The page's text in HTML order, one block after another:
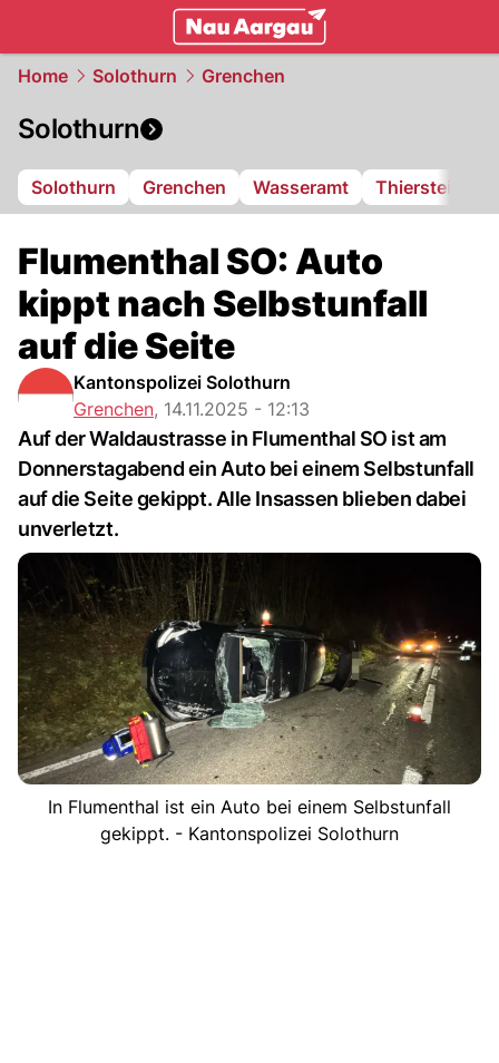
Home Solothurn Grenchen
Solothurn
Solothurn Grenchen Wasseramt Thierstein
Flumenthal SO: Auto
kippt nach Selbstunfall
auf die Seite
Kantonspolizei Solothurn
Grenchen, 14.11.2025 - 12:13
Auf der Waldaustrasse in Flumenthal SO ist am
Donnerstagabend ein Auto bei einem Selbstunfall
auf die Seite gekippt. Alle Insassen blieben dabei
unverletzt.
In Flumenthal ist ein Auto bei einem Selbstunfall
gekippt. - Kantonspolizei Solothurn